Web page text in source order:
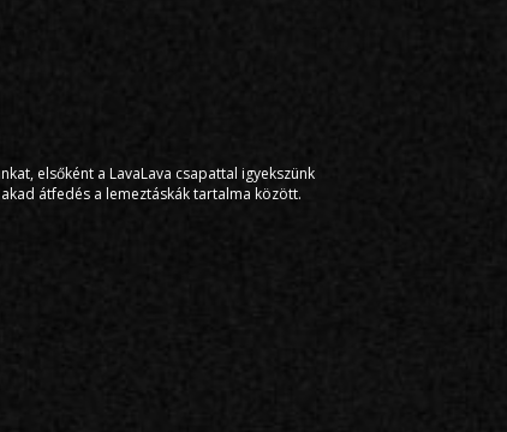
elsőként a LavaLava csapattal igyekszünk
átfedés a lemeztáskák tartalma között.